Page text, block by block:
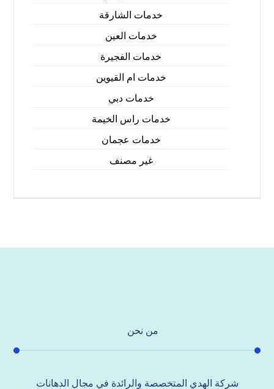
خدمات الشارقة
خدمات العين
خدمات الفجيرة
خدمات ام القيوين
خدمات دبي
خدمات راس الخيمة
خدمات عجمان
غير مصنف
من نحن
شركة الهدي المتخصصة والرائدة في مجال الدهانات